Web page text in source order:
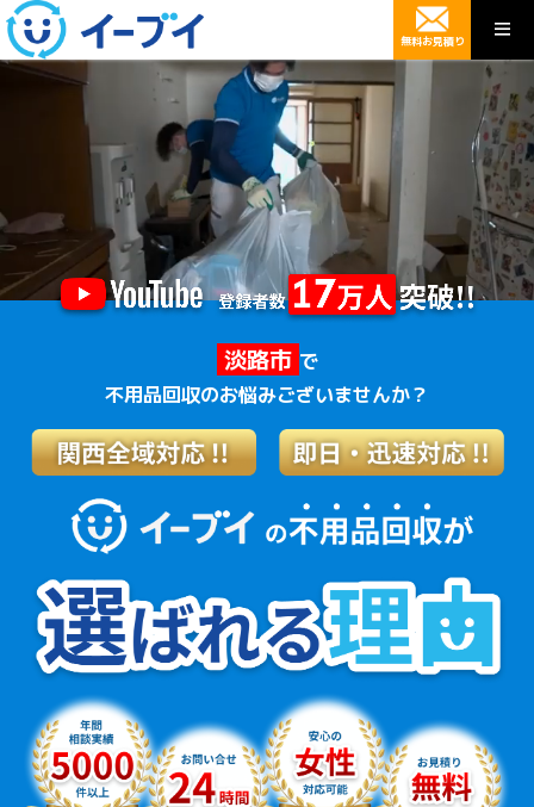
無料お見積り
淡路市 で
不用品回収のお悩みございませんか？